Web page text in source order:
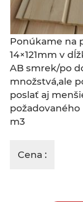
Ponúkame na
14×121mm v
AB smrek/po
množstvá,ale
poslať aj
m3
Cena :